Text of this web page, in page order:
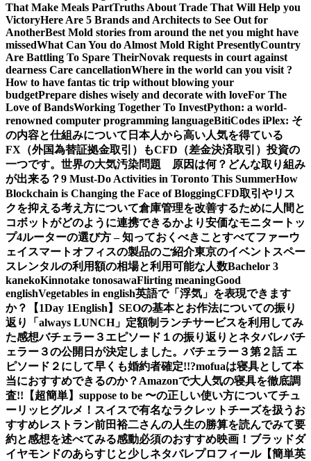
That Make Meals PartTruths About Trade That Will Help you
VictoryHere Are 5 Brands and Architects to See Out for
AnotherBest Mold stories from around the net you might have
missedWhat Can You do Almost Mold Right PresentlyCountry
Are Battling To Spare TheirNovak requests in court against
dearness Care cancellationWhere in the world can you visit ?
How to have fantas tic trip without blowing your
budgetPrepare dishes wisely and decorate with loveFor The
Love of BandsWorking Together To InvestPython: a world-
renowned computer programming languageBitiCodes iPlex: そ
の内容と仕組みについて 日本人から高い人気を得ている
FX（外国為替証拠金取引）もCFD（差金決済取引）投資の
一つです。 世界の大気汚染問題 原因は何？どんな取り組み
が出来る？9 Must-Do Activities in Toronto This SummerHow
Blockchain is Changing the Face of BloggingCFD取引やリス
クを抑える考え方について倉庫管理を改善するために人間と
コボットがどのように連携できるかより安価なモニタートッ
プ4ルーターの選び方 – 知っておくべきことすべてファーウ
ェイスマートオフィスの製品のご紹介東京のイベントスペー
スレンタルの利用額の相場と利用可能な人数Bachelor 3
kanekoKinnotake tonosawaFlirting meaningGood
englishVegetables in english英語で「浮気」を表現できます
か？【1Day 1English】 SEOの基本とお作法についての振り
返り
「always LUNCH」定額制ランチサービスを利用してみ
た感想バチェラー３エピソード１の振り返りとネタバレバチ
ェラー３の公開日が決定しました。バチェラー３第２話 エ
ピソード２にして早くも婚約者確定!!?mofuaは寝具として本
当におすすめできるのか？Amazonで大人気の寝具を徹底調
査!! 【超簡単】suppose to be 〜の正しい使い方についてチュ
ーリッヒグルメ！スイスで有名なラクレットチーズを扱うお
すすめレストラン前田裕二さんの人生の勝算を読んでみて要
約と感想を述べてみる感動必須のおすすめ映画！ブラッドダ
イヤモンドのあらすじと少しネタバレプロフィール【簡単英